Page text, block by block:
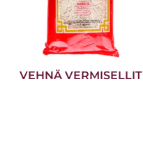
VEHNÄ VERMISELLIT